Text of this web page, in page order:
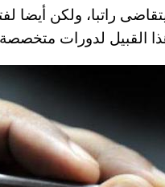
راتبا، ولكن أيضا
لدورات